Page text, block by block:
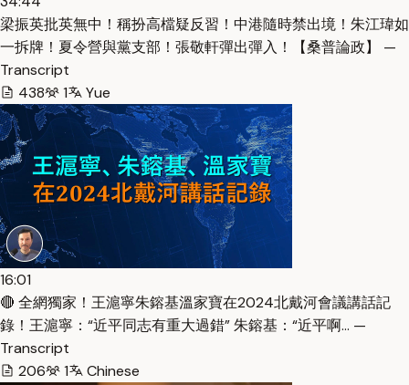
梁振英批英無中！稱扮高檔疑反習！中港隨時禁出境！朱江瑋如
一拆牌！夏令營與黨支部！張敬軒彈出彈入！【桑普論政】 —
Transcript
438
1 Yue
16:01
🔴 全網獨家！王滬寧朱鎔基溫家寶在2024北戴河會議講話記
錄！王滬寧：“近平同志有重大過錯” 朱鎔基：“近平啊… —
Transcript
206
1 Chinese